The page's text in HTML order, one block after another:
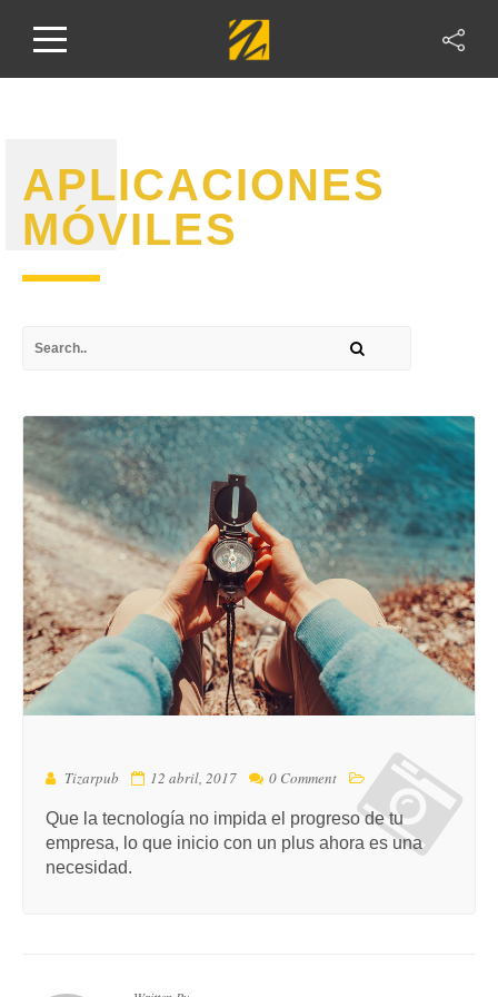
APLICACIONES
MÓVILES
Tizarpub 12 abril, 2017 0 Comment
Que la tecnología no impida el progreso de tu
empresa, lo que inicio con un plus ahora es una
necesidad.